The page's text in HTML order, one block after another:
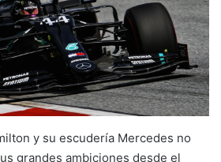
y su escudería Mercedes no
grandes ambiciones desde el